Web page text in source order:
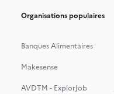
Organisations populaires
Banques Alimentaires
Makesense
AVDTM - ExplorJob